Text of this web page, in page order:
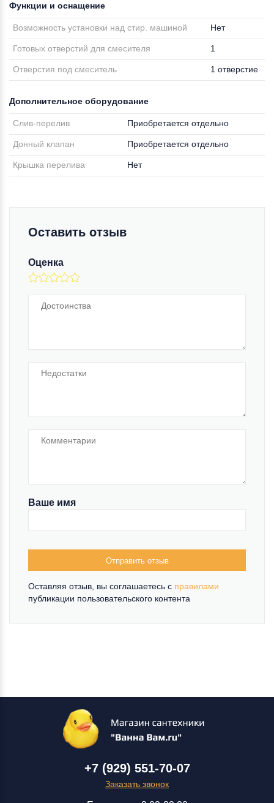
Функции и оснащение
Возможность установки над стир. машиной Нет
Готовых отверстий для смесителя 1
Отверстия под смеситель 1 отверстие
Дополнительное оборудование
Слив-перелив Приобретается отдельно
Донный клапан Приобретается отдельно
Крышка перелива Нет
Оставить отзыв
Оценка
Ваше имя
Отправить отзыв
Оставляя отзыв, вы соглашаетесь c правилами
публикации пользовательского контента
+7 (929) 551-70-07
Заказать звонок